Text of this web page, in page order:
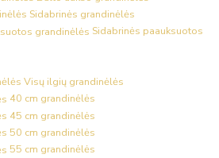
Sidabrinės grandinėlės
Sidabrinės paauksuotos
Visų ilgių grandinėlės
40 cm grandinėlės
45 cm grandinėlės
50 cm grandinėlės
55 cm grandinėlės